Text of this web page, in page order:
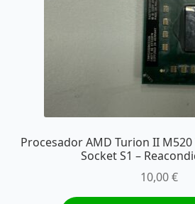
Procesador AMD Turion II M520
Socket S1 –
10,00€